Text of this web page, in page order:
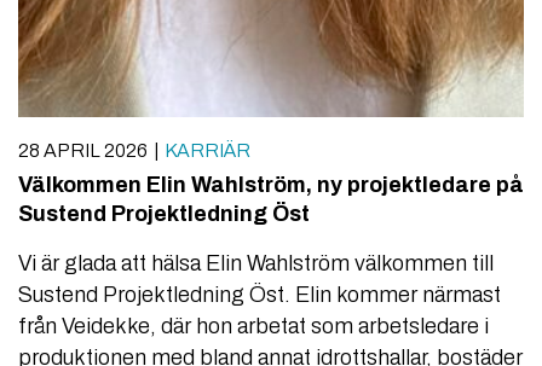
28 APRIL 2026 KARRIÄR
Välkommen Elin Wahlström, ny projektledare på
Sustend Projektledning Öst
Vi är glada att hälsa Elin Wahlström välkommen till
Sustend Projektledning Öst. Elin kommer närmast
från Veidekke, där hon arbetat som arbetsledare i
produktionen med bland annat idrottshallar, bostäder